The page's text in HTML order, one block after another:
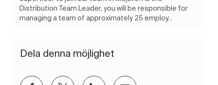
Distribution Team Leader, you will be responsible for
managing a team of approximately 25 employ...
Dela denna möjlighet